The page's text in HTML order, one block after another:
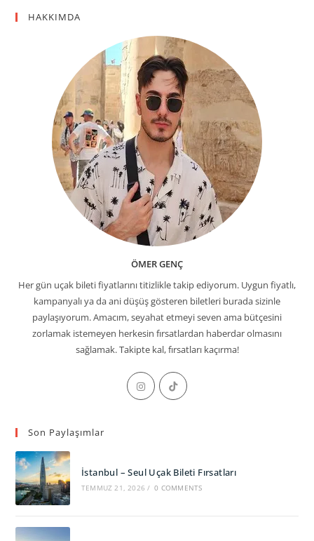
HAKKIMDA
ÖMER GENÇ
Her gün uçak bileti fiyatlarını titizlikle takip ediyorum. Uygun fiyatlı,
kampanyalı ya da ani düşüş gösteren biletleri burada sizinle
paylaşıyorum. Amacım, seyahat etmeyi seven ama bütçesini
zorlamak istemeyen herkesin fırsatlardan haberdar olmasını
sağlamak. Takipte kal, fırsatları kaçırma!
Opens
in
Opens
Son Paylaşımlar
İstanbul – Seul Uçak Bileti Fırsatları
TEMMUZ 21, 2026 / 0 COMMENTS